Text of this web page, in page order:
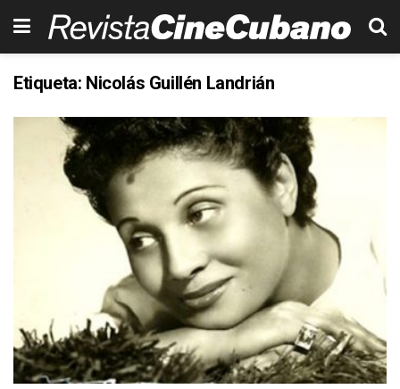
Etiqueta: Nicolás Guillén Landrián